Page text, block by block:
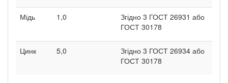
Мідь 1,0
Згідно 3 ГОСТ 26931 або
ГОСТ 30178
Цинк 5,0
Згідно 3 ГОСТ 26934 або
ГОСТ 30178